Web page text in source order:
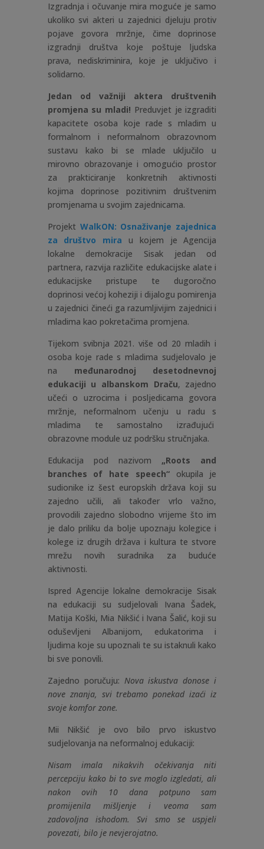
Izgradnja i očuvanje mira moguće je samo
ukoliko svi akteri u zajednici djeluju protiv
pojave govora mržnje, čime doprinose
izgradnji društva koje poštuje ljudska
prava, nediskriminira, koje je uključivo i
solidarno.
Jedan od važniji aktera društvenih
promjena su mladi! Preduvjet je izgraditi
kapacitete osoba koje rade s mladim u
formalnom i neformalnom obrazovnom
sustavu kako bi se mlade uključilo u
mirovno obrazovanje i omogućio prostor
za prakticiranje konkretnih aktivnosti
kojima doprinose pozitivnim društvenim
promjenama u svojim zajednicama.
Projekt WalkON: Osnaživanje zajednica
za društvo mira u kojem je Agencija
lokalne demokracije Sisak jedan od
partnera, razvija različite edukacijske alate i
edukacijske pristupe te dugoročno
doprinosi većoj koheziji i dijalogu pomirenja
u zajednici čineći ga razumljivijim zajednici i
mladima kao pokretačima promjena.
Tijekom svibnja 2021. više od 20 mladih i
osoba koje rade s mladima sudjelovalo je
na međunarodnoj desetodnevnoj
edukaciji u albanskom Draču, zajedno
učeći o uzrocima i posljedicama govora
mržnje, neformalnom učenju u radu s
mladima te samostalno izrađujući
obrazovne module uz podršku stručnjaka.
Edukacija pod nazivom „Roots and
branches of hate speech“okupila je
sudionike iz šest europskih država koji su
zajedno učili, ali također vrlo važno,
provodili zajedno slobodno vrijeme što im
je dalo priliku da bolje upoznaju kolegice i
kolege iz drugih država i kultura te stvore
mrežu novih suradnika za buduće
aktivnosti.
Ispred Agencije lokalne demokracije Sisak
na edukaciji su sudjelovali Ivana Šadek,
Matija Koški, Mia Nikšić i Ivana Šalić, koji su
oduševljeni Albanijom, edukatorima i
ljudima koje su upoznali te su istaknuli kako
bi sve ponovili.
Zajedno poručuju: Nova iskustva donose i
nove znanja, svi trebamo ponekad izaći iz
svoje komfor zone.
Mii Nikšić je ovo bilo prvo iskustvo
sudjelovanja na neformalnoj edukaciji:
Nisam imala nikakvih očekivanja niti
percepciju kako bi to sve moglo izgledati, ali
nakon ovih 10 dana potpuno sam
promijenila mišljenje i veoma sam
zadovoljna ishodom. Svi smo se uspjeli
povezati, bilo je nevjerojatno.